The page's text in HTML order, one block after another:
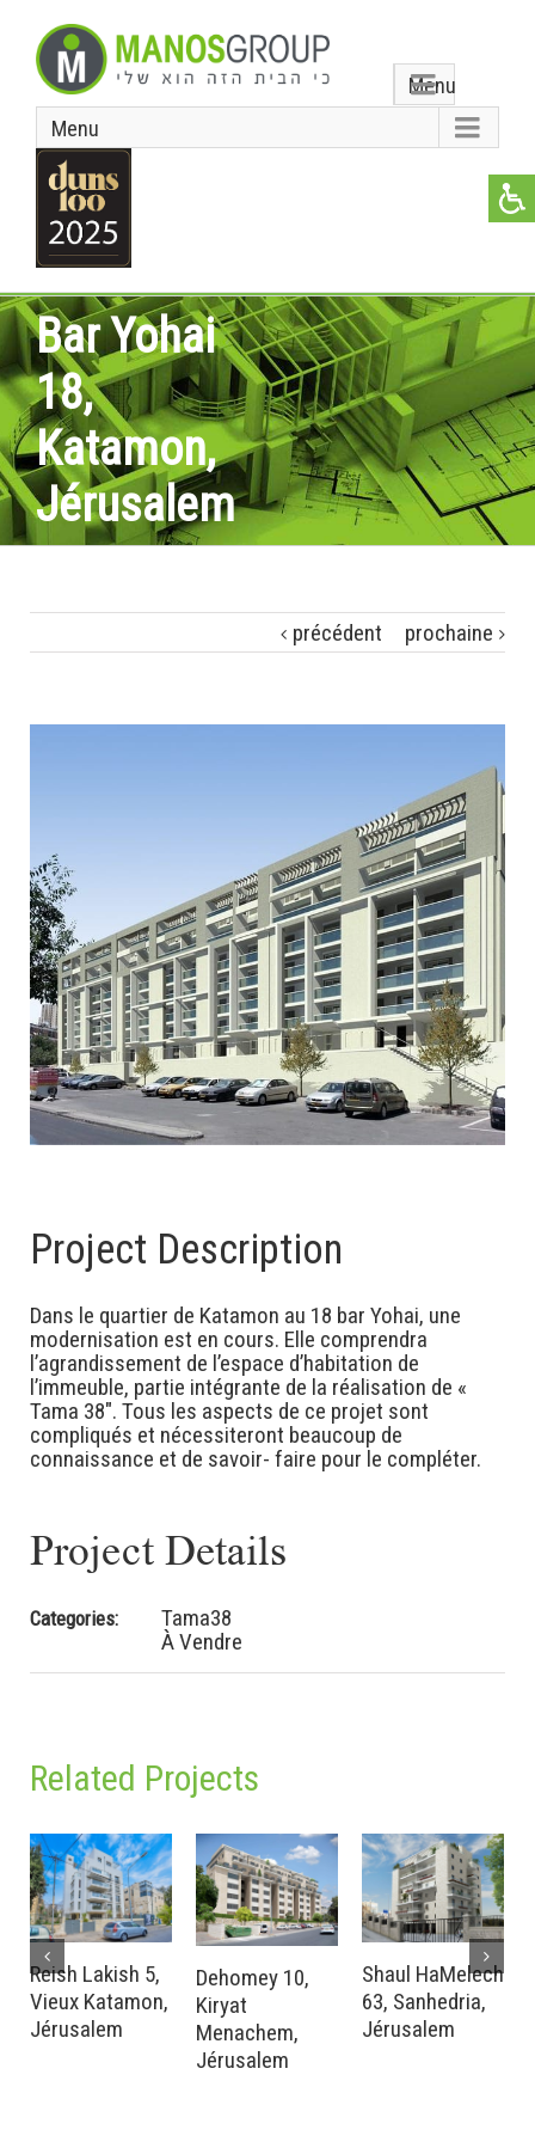
Menu
Menu
Bar Yohai
18,
Katamon,
Jérusalem
précédent prochaine
Project Description
Dans le quartier de Katamon au 18 bar Yohai, une
modernisation est en cours. Elle comprendra
l’agrandissement de l’espace d’habitation de
l’immeuble, partie intégrante de la réalisation de «
Tama 38″. Tous les aspects de ce projet sont
compliqués et nécessiteront beaucoup de
connaissance et de savoir- faire pour le compléter.
Project Details
Categories:
Tama38
À Vendre
Related Projects
Reish Lakish 5,
Vieux Katamon,
Jérusalem
Dehomey 10,
Kiryat
Menachem,
Jérusalem
Shaul HaMelech
63, Sanhedria,
Jérusalem